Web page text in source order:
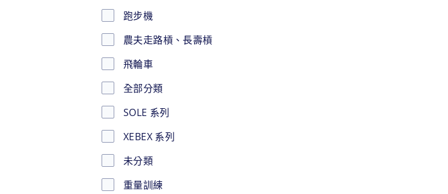
跑步機
農夫走路槓、長壽槓
飛輪車
全部分類
SOLE 系列
XEBEX 系列
未分類
重量訓練